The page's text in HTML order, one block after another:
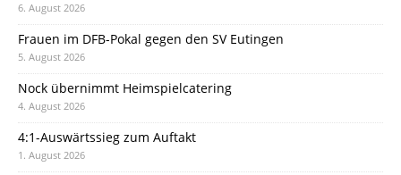
6. August 2026
Frauen im DFB-Pokal gegen den SV Eutingen
5. August 2026
Nock übernimmt Heimspielcatering
4. August 2026
4:1-Auswärtssieg zum Auftakt
1. August 2026